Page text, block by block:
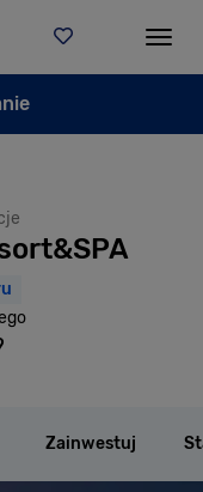
Zainwestuj